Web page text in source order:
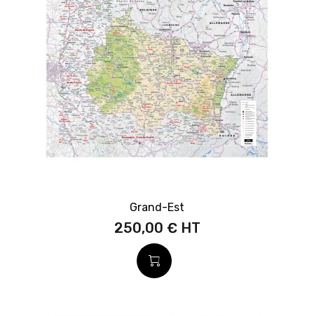
Grand-Est
250,00 €